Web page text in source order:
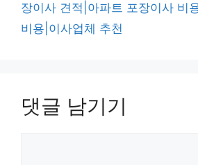
장이사 견적|아파트 포장이사 비
비용|이사업체 추천
댓글 남기기